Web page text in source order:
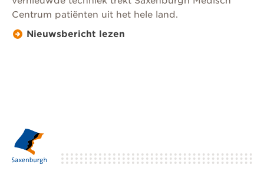
Centrum patiënten uit het hele land.
Nieuwsbericht lezen